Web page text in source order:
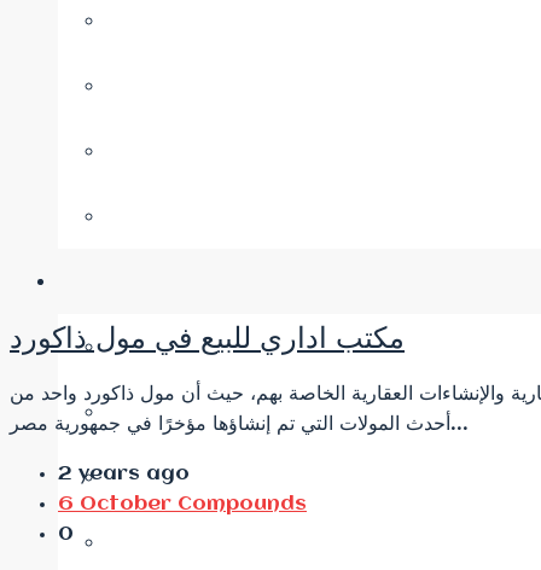
مكتب اداري للبيع في مول ذاكورد
والإنشاءات العقارية الخاصة بهم، حيث أن مول ذاكورد واحد من
أحدث المولات التي تم إنشاؤها مؤخرًا في جمهورية مصر...
2 years ago
6 October Compounds
0